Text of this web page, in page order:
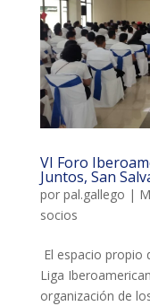
VI Foro
Juntos, San
por pal.gallego |
socios
El espacio propio
Liga
organización de
Treballa amb